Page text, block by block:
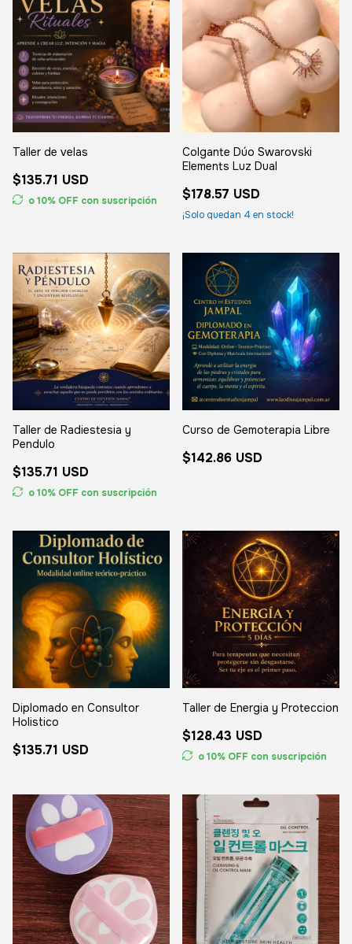
Taller de velas
$135.71 USD
o 10% OFF con suscripción
Colgante Dúo Swarovski
Elements Luz Dual
$178.57 USD
¡Solo quedan 4 en stock!
Taller de Radiestesia y
Pendulo
$135.71 USD
o 10% OFF con suscripción
Curso de Gemoterapia Libre
$142.86 USD
Diplomado en Consultor
Holistico
$135.71 USD
Taller de Energia y Proteccion
$128.43 USD
o 10% OFF con suscripción